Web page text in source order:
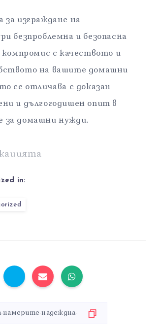
изграждане на
безпроблемна и безопасна
с качеството и
на вашите домашни
се отличава с доказан
и дългогодишен опит в
за домашни нужди.
in: